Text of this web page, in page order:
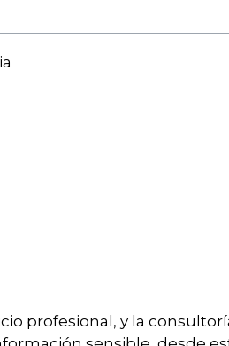
profesional, y la